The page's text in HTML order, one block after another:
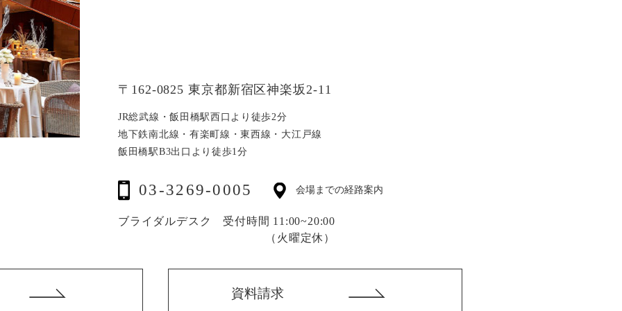
〒162-0825 東京都新宿区神楽坂2-11
JR総武線・飯田橋駅西口より徒歩2分
地下鉄南北線・有楽町線・東西線・大江戸線
飯田橋駅B3出口より徒歩1分
会場までの経路案内
03-3269-0005
ブライダルデスク 受付時間 11:00~20:00
（火曜定休）
資料請求